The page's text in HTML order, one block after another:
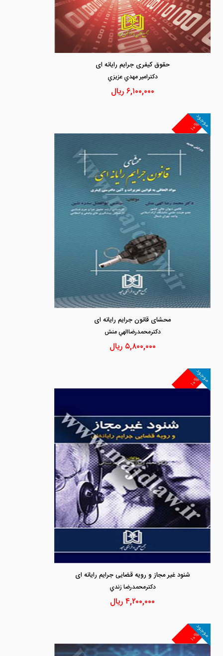
حقوق کیفری جرایم رایانه ای
دكترامير مهدي عزيزي
۶,۱۰۰,۰۰۰ریال
۱۰%
موجود
محشای قانون جرایم رایانه ای
دكترمحمدرضاالهي منش
۵,۸۰۰,۰۰۰ ریال
۱۰%
موجود
شنود غیر مجاز و رویه قضایی جرایم رایانه ای
دكترمحمدرضا زندي
۴,۲۰۰,۰۰۰ریال
۱۰%
موجود